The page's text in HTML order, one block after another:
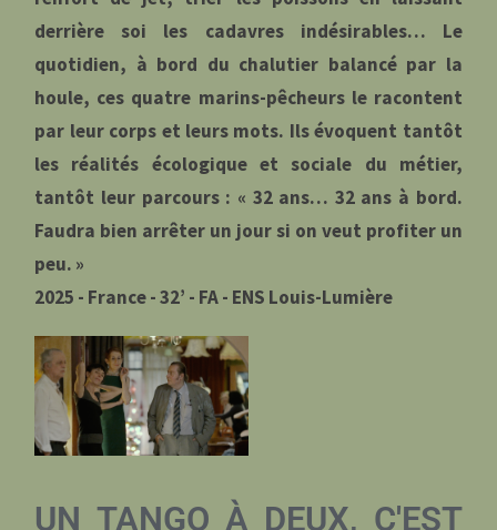
derrière soi les cadavres indésirables… Le
quotidien, à bord du chalutier balancé par la
houle, ces quatre marins-pêcheurs le racontent
par leur corps et leurs mots. Ils évoquent tantôt
les réalités écologique et sociale du métier,
tantôt leur parcours : « 32 ans… 32 ans à bord.
Faudra bien arrêter un jour si on veut profiter un
peu. »
2025 - France - 32’ - FA - ENS Louis-Lumière
UN TANGO À DEUX, C'EST